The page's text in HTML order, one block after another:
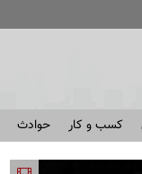
کسب و کار حوادث